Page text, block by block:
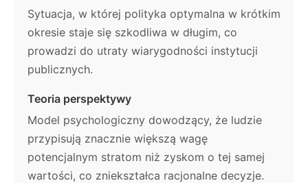
Sytuacja, w której polityka optymalna w krótkim
okresie staje się szkodliwa w długim, co
prowadzi do utraty wiarygodności instytucji
publicznych.
Teoria perspektywy
Model psychologiczny dowodzący, że ludzie
przypisują znacznie większą wagę
potencjalnym stratom niż zyskom o tej samej
wartości, co zniekształca racjonalne decyzje.